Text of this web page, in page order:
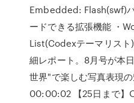
Embedded: Flash(swf)
ードできる拡張機能 ・
List(Codexテーマリスト
細レポート。8月号が本
世界"で楽しむ写真表現
00:00:02 【25日まで】